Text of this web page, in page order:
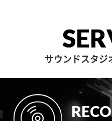
サウンドスタジ